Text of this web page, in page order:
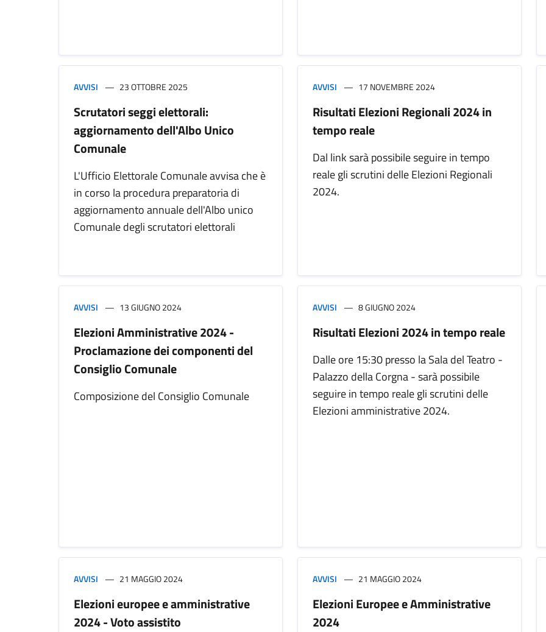
AVVISI 23 OTTOBRE 2025
Scrutatori seggi elettorali:
aggiornamento dell'Albo Unico
Comunale
L'Ufficio Elettorale Comunale avvisa che è
in corso la procedura preparatoria di
aggiornamento annuale dell'Albo unico
Comunale degli scrutatori elettorali
AVVISI 17 NOVEMBRE 2024
Risultati Elezioni Regionali 2024 in
tempo reale
Dal link sarà possibile seguire in tempo
reale gli scrutini delle Elezioni Regionali
2024.
AVVISI 13 GIUGNO 2024
Elezioni Amministrative 2024 -
Proclamazione dei componenti del
Consiglio Comunale
Composizione del Consiglio Comunale
AVVISI 8 GIUGNO 2024
Risultati Elezioni 2024 in tempo reale
Dalle ore 15:30 presso la Sala del Teatro -
Palazzo della Corgna - sarà possibile
seguire in tempo reale gli scrutini delle
Elezioni amministrative 2024.
AVVISI 21 MAGGIO 2024
Elezioni europee e amministrative
2024 - Voto assistito
AVVISI 21 MAGGIO 2024
Elezioni Europee e Amministrative
2024